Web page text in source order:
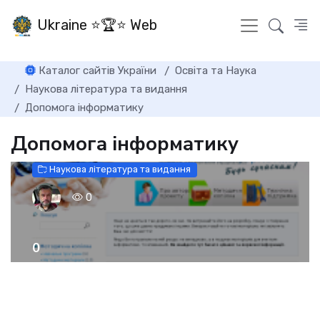
Ukraine ⭐🏆⭐ Web
Каталог сайтів України
Освіта та Наука
Наукова література та видання
Допомога інформатику
Допомога інформатику
Наукова література та видання
0
0